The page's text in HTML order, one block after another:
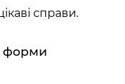
справи.
форми